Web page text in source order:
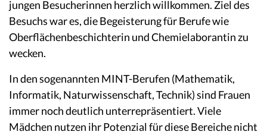
jungen Besucherinnen herzlich willkommen. Ziel des
Besuchs war es, die Begeisterung für Berufe wie
Oberflächenbeschichterin und Chemielaborantin zu
wecken.
In den sogenannten MINT-Berufen (Mathematik,
Informatik, Naturwissenschaft, Technik) sind Frauen
immer noch deutlich unterrepräsentiert. Viele
Mädchen nutzen ihr Potenzial für diese Bereiche nicht